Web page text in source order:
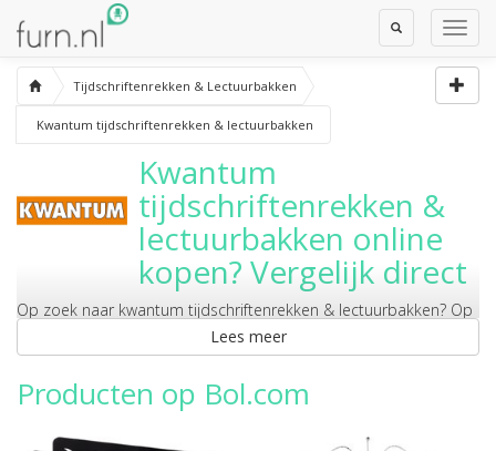
Toggle
Search
Tijdschriftenrekken & Lectuurbakken
Kwantum tijdschriftenrekken & lectuurbakken
Kwantum
tijdschriftenrekken &
lectuurbakken online
kopen? Vergelijk direct
Op zoek naar kwantum tijdschriftenrekken & lectuurbakken? Op
deze pagina vergelijk je ze direct bij diverse webshops. Bestel er
direct online.
Lees meer
Producten op Bol.com